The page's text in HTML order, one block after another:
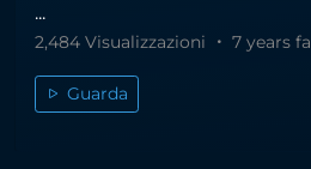
...
2,484 Visualizzazioni 7 years fa
Guarda